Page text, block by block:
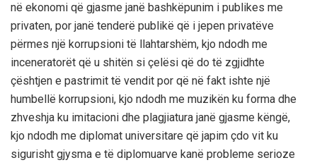
në ekonomi që gjasme janë bashkëpunim i publikes me
privaten, por janë tenderë publikë që i jepen privatëve
përmes një korrupsioni të llahtarshëm, kjo ndodh me
inceneratorët që u shitën si çelësi që do të zgjidhte
çështjen e pastrimit të vendit por që në fakt ishte një
humbellë korrupsioni, kjo ndodh me muzikën ku forma dhe
zhveshja ku imitacioni dhe plagjiatura janë gjasme këngë,
kjo ndodh me diplomat universitare që japim çdo vit ku
sigurisht gjysma e të diplomuarve kanë probleme serioze